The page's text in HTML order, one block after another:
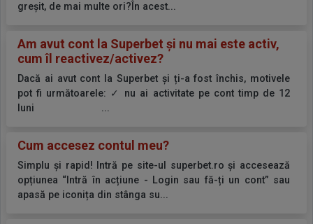
greșit, de mai multe ori?În acest...
Am avut cont la Superbet și nu mai este activ,
cum îl reactivez/activez?
Dacă ai avut cont la Superbet și ți-a fost închis, motivele
pot fi următoarele: ✓ nu ai activitate pe cont timp de 12
luni ...
Cum accesez contul meu?
Simplu și rapid! Intră pe site-ul superbet.ro și accesează
opțiunea “Intră în acțiune - Login sau fă-ți un cont” sau
apasă pe iconița din stânga su...